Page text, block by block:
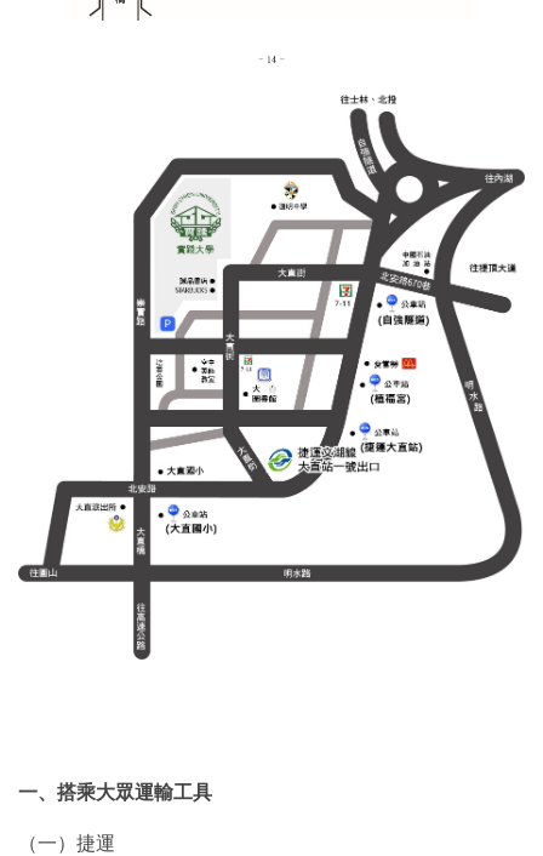
一、搭乘大眾運輸工具
（一）捷運